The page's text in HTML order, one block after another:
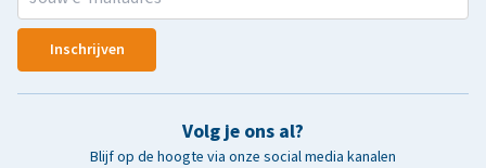
Inschrijven
Volg je ons al?
Blijf op de hoogte via onze social media kanalen